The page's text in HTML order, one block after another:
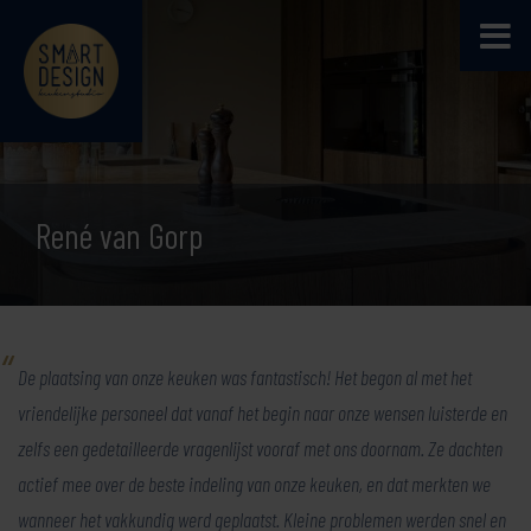
René van Gorp
De plaatsing van onze keuken was fantastisch! Het begon al met het
vriendelijke personeel dat vanaf het begin naar onze wensen luisterde en
zelfs een gedetailleerde vragenlijst vooraf met ons doornam. Ze dachten
actief mee over de beste indeling van onze keuken, en dat merkten we
wanneer het vakkundig werd geplaatst. Kleine problemen werden snel en